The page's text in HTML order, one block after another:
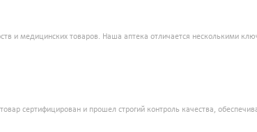
и медицинских товаров. Наша аптека отличается несколькими
сертифицирован и прошел строгий контроль качества,